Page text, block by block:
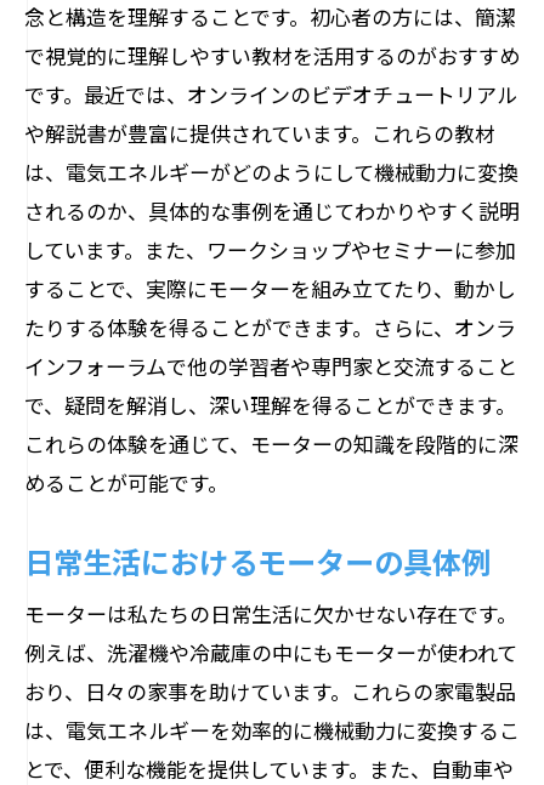
モーター利用で変わる生活の質
持続可能な生活を支えるモーターの役割
異なる文化におけるモーター利用の多様
性
未来のモーター技術が描くライフスタイ
ル
念と構造を理解することです。初心者の方には、簡潔
で視覚的に理解しやすい教材を活用するのがおすすめ
です。最近では、オンラインのビデオチュートリアル
や解説書が豊富に提供されています。これらの教材
は、電気エネルギーがどのようにして機械動力に変換
されるのか、具体的な事例を通じてわかりやすく説明
しています。また、ワークショップやセミナーに参加
することで、実際にモーターを組み立てたり、動かし
たりする体験を得ることができます。さらに、オンラ
インフォーラムで他の学習者や専門家と交流すること
で、疑問を解消し、深い理解を得ることができます。
これらの体験を通じて、モーターの知識を段階的に深
めることが可能です。
日常生活におけるモーターの具体例
モーターは私たちの日常生活に欠かせない存在です。
例えば、洗濯機や冷蔵庫の中にもモーターが使われて
おり、日々の家事を助けています。これらの家電製品
は、電気エネルギーを効率的に機械動力に変換するこ
とで、便利な機能を提供しています。また、自動車や